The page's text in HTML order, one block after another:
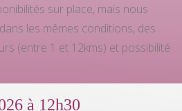
sur place, mais nous
les mêmes conditions, des
(entre 1 et 12kms) et possibilité
à 12h30